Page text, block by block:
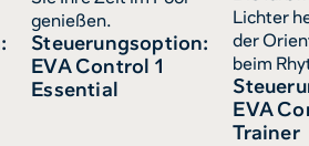
genießen.
Steuerungsoption:
EVA Control 1
Essential
Lichter
der
beim
EVA
Trainer